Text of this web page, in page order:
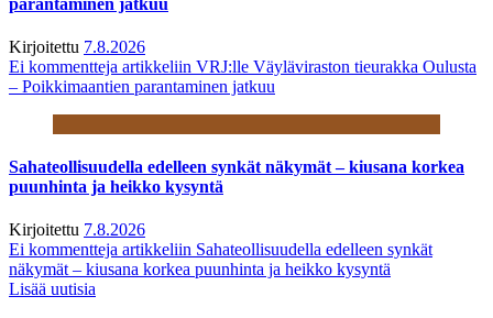
Kirjoitettu 7.8.2026
Ei kommentteja artikkeliin VRJ:lle Väyläviraston tieurakka Oulusta
– Poikkimaantien parantaminen jatkuu
Sahateollisuudella edelleen synkät näkymät – kiusana korkea
puunhinta ja heikko kysyntä
Kirjoitettu 7.8.2026
Ei kommentteja artikkeliin Sahateollisuudella edelleen synkät
näkymät – kiusana korkea puunhinta ja heikko kysyntä
Lisää uutisia